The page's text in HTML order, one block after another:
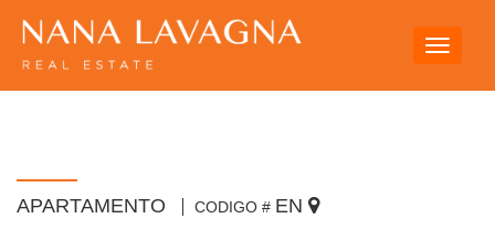
Toggle
APARTAMENTO CODIGO # EN